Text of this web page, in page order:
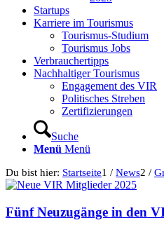
Startups
Karriere im Tourismus
Tourismus-Studium
Tourismus Jobs
Verbrauchertipps
Nachhaltiger Tourismus
Engagement des VIR
Politisches Streben
Zertifizierungen
Suche
Menü Menü
Du bist hier: Startseite1 / News2 /
Fünf Neuzugänge in den